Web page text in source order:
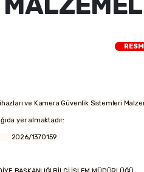
ve Kamera Güvenlik Sistemleri
yer almaktadır:
2026/1370159